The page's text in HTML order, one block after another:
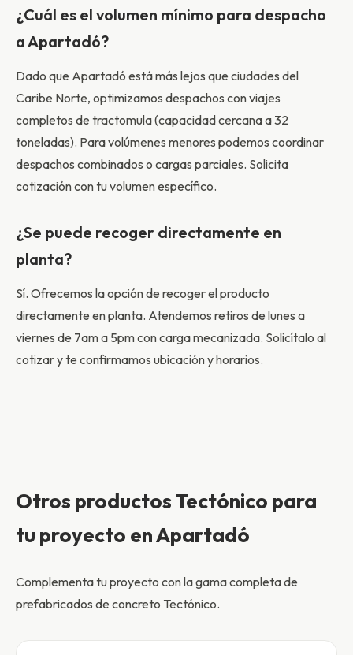
¿Cuál es el volumen mínimo para despacho
a Apartadó?
Dado que Apartadó está más lejos que ciudades del
Caribe Norte, optimizamos despachos con viajes
completos de tractomula (capacidad cercana a 32
toneladas). Para volúmenes menores podemos coordinar
despachos combinados o cargas parciales. Solicita
cotización con tu volumen específico.
¿Se puede recoger directamente en
planta?
Sí. Ofrecemos la opción de recoger el producto
directamente en planta. Atendemos retiros de lunes a
viernes de 7am a 5pm con carga mecanizada. Solicítalo al
cotizar y te confirmamos ubicación y horarios.
Otros productos Tectónico para
tu proyecto en Apartadó
Complementa tu proyecto con la gama completa de
prefabricados de concreto Tectónico.